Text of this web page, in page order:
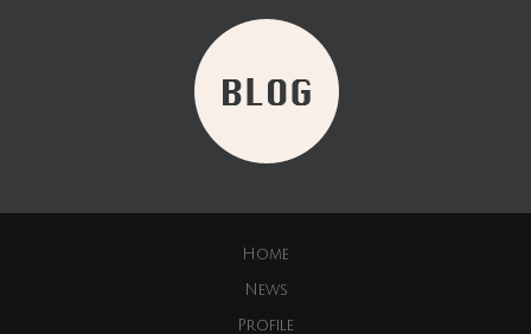
Home
News
Profile